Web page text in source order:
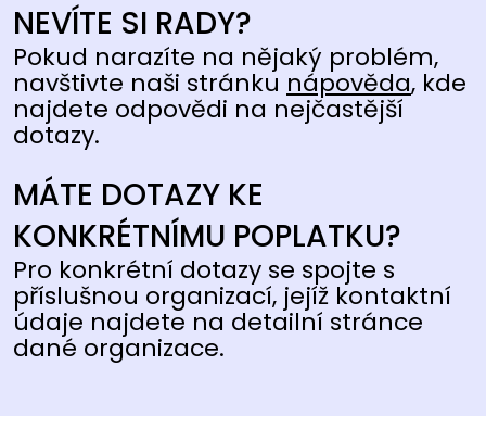
NEVÍTE SI RADY?
Pokud narazíte na nějaký problém,
navštivte naši stránku nápověda, kde
najdete odpovědi na nejčastější
dotazy.
MÁTE DOTAZY KE
KONKRÉTNÍMU POPLATKU?
Pro konkrétní dotazy se spojte s
příslušnou organizací, jejíž kontaktní
údaje najdete na detailní stránce
dané organizace.